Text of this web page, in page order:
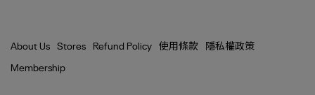
About Us Stores Refund Policy 使用條款
隱私權政策
Membership